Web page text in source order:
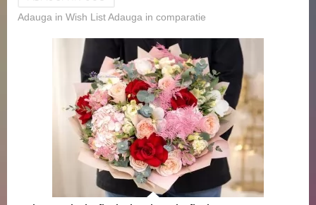
Adauga in Wish ListAdauga in comparatie